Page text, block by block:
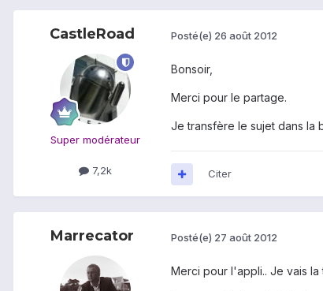
CastleRoad
Super modérateur
7,2k
Posté(e) 26 août 2012
Bonsoir,
Merci pour le partage.
Je transfère le sujet dans la
Citer
Marrecator Posté(e) 27 août 2012
Merci pour l'appli.. Je vais la